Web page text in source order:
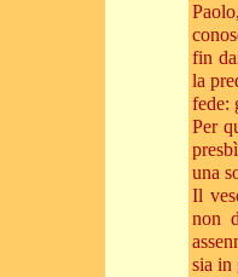
fin
la
fede:
Per
una
Il
non
sia in